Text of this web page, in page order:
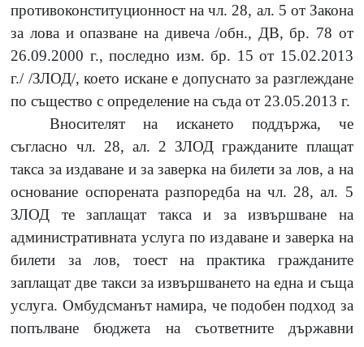
противоконституционност на чл. 28, ал. 5 от Закона
за лова и опазване на дивеча /обн., ДВ, бр. 78 от
26.09.2000 г., последно изм. бр. 15 от 15.02.2013
г./ /ЗЛОД/, което искане е допуснато за разглеждане
по същество с определение на съда от 23.05.2013 г.
Вносителят на искането поддържа, че
съгласно чл. 28, ал. 2 ЗЛОД гражданите плащат
такса за издаване и за заверка на билети за лов, а на
основание оспорената разпоредба на чл. 28, ал. 5
ЗЛОД те заплащат такса и за извършване на
административната услуга по издаване и заверка на
билети за лов, тоест на практика гражданите
заплащат две такси за извършването на една и съща
услуга. Омбудсманът намира, че подобен подход за
попълване бюджета на съответните държавни